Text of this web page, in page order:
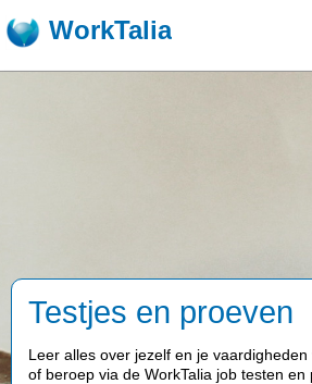
WorkTalia
Testjes en proeven
Leer alles over jezelf en je
of beroep via de WorkTalia job testen en